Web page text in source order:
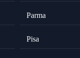
Parma
Pisa